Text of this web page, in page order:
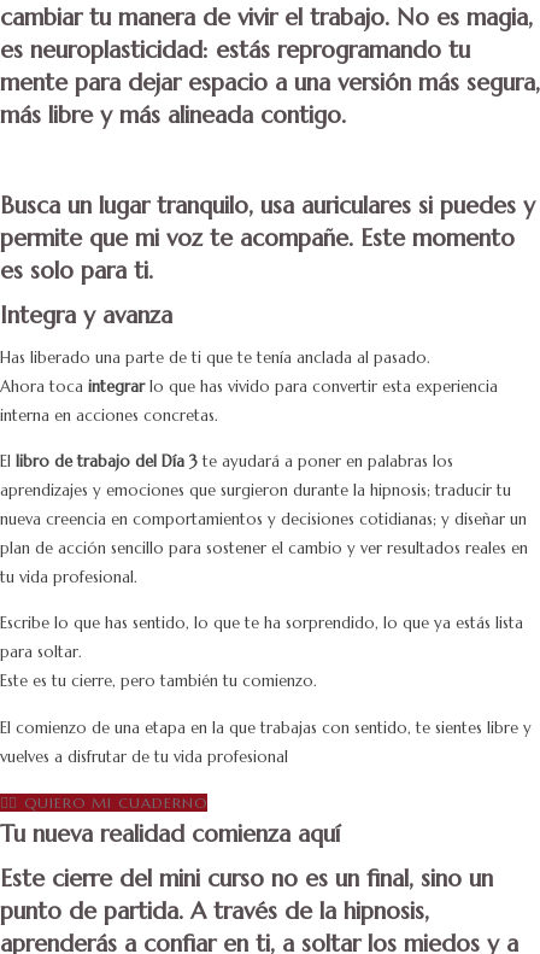
cambiar tu manera de vivir el trabajo. No es magia,
es neuroplasticidad: estás reprogramando tu
mente para dejar espacio a una versión más segura,
más libre y más alineada contigo.
Busca un lugar tranquilo, usa auriculares si puedes y
permite que mi voz te acompañe. Este momento
es solo para ti.
Integra y avanza
Has liberado una parte de ti que te tenía anclada al pasado.
Ahora toca integrarlo que has vivido para convertir esta experiencia
interna en acciones concretas.
El libro de trabajo del Día 3te ayudará a poner en palabras los
aprendizajes y emociones que surgieron durante la hipnosis; traducir tu
nueva creencia en comportamientos y decisiones cotidianas; y diseñar un
plan de acción sencillo para sostener el cambio y ver resultados reales en
tu vida profesional.
Escribe lo que has sentido, lo que te ha sorprendido, lo que ya estás lista
para soltar.
Este es tu cierre, pero también tu comienzo.
El comienzo de una etapa en la que trabajas con sentido, te sientes libre y
vuelves a disfrutar de tu vida profesional
👉🏼 QUIERO MI CUADERNO
Tu nueva realidad comienza aquí
Este cierre del mini curso no es un final, sino un
punto de partida. A través de la hipnosis,
aprenderás a confiar en ti, a soltar los miedos y a